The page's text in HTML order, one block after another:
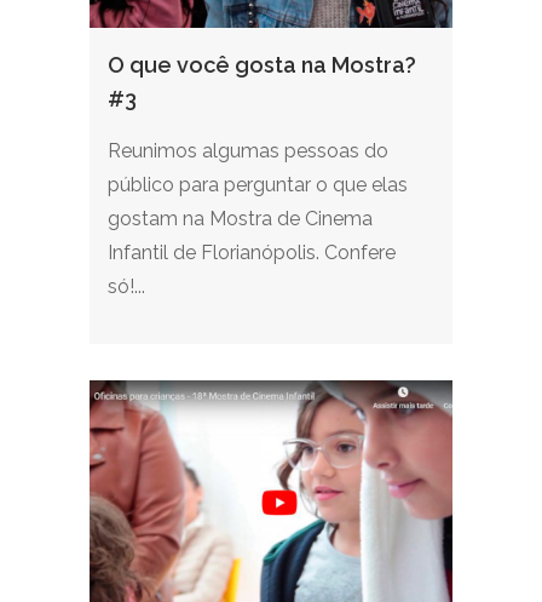
O que você gosta na Mostra?
#3
Reunimos algumas pessoas do
público para perguntar o que elas
gostam na Mostra de Cinema
Infantil de Florianópolis. Confere
só!...